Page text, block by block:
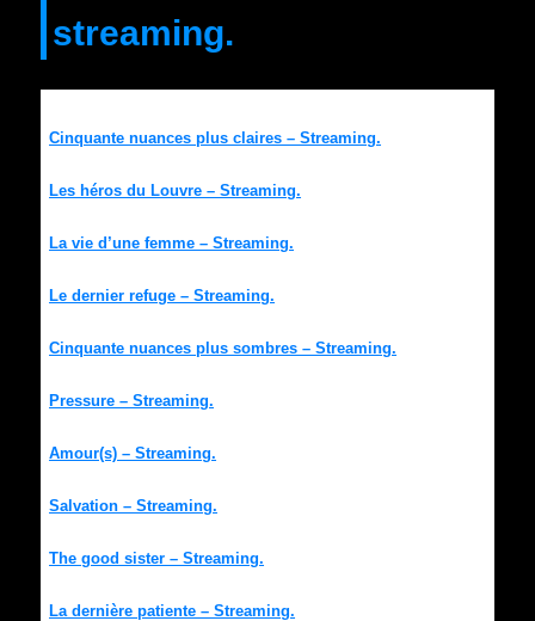
streaming.
Cinquante nuances plus claires – Streaming.
Les héros du Louvre – Streaming.
La vie d’une femme – Streaming.
Le dernier refuge – Streaming.
Cinquante nuances plus sombres – Streaming.
Pressure – Streaming.
Amour(s) – Streaming.
Salvation – Streaming.
The good sister – Streaming.
La dernière patiente – Streaming.